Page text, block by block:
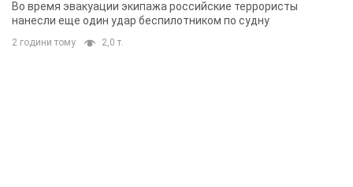
Во время эвакуации экипажа российские террористы
нанесли еще один удар беспилотником по судну
2 години тому 2,0 т.